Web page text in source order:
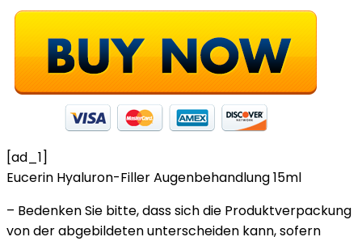
[ad_1]
Eucerin Hyaluron-Filler Augenbehandlung 15ml
– Bedenken Sie bitte, dass sich die Produktverpackung
von der abgebildeten unterscheiden kann, sofern